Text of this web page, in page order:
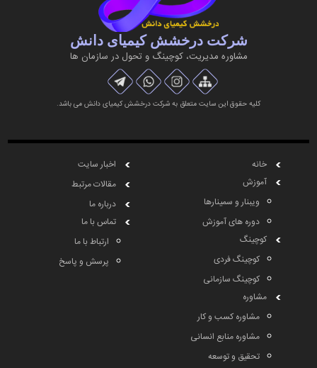
شرکت درخشش کیمیای دانش
مشاوره مديريت، کوچینگ و تحول در سازمان ها
کلیه حقوق این سایت متعلق به شرکت درخشش کیمیای دانش می باشد.
خانه
آموزش
ویبنار و سمینارها
دوره های آموزش
کوچینگ
کوچینگ فردی
کوچینگ سازمانی
مشاوره
مشاوره کسب و کار
مشاوره منابع انسانی
تحقیق و توسعه
اخبار سایت
مقالات مرتبط
درباره ما
تماس با ما
ارتباط با ما
پرسش و پاسخ